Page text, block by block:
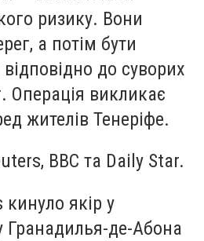
ризику. Вони
а потім бути
до суворих
Операція викликає
жителів Тенеріфе.
ВВС та Daily Star.
якір у
Гранадилья-де-Абона